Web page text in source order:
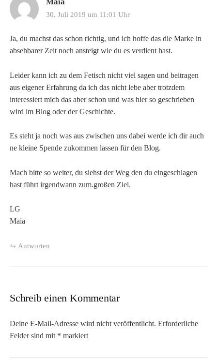
30. Juli 2019 um 11:01 Uhr
Ja, du machst das schon richtig, und ich hoffe das die Marke in
absehbarer Zeit noch ansteigt wie du es verdient hast.
Leider kann ich zu dem Fetisch nicht viel sagen und beitragen
aus eigener Erfahrung da ich das nicht lebe aber trotzdem
interessiert mich das aber schon und was hier so geschrieben
wird im Blog oder der Geschichte.
Es steht ja noch was aus zwischen uns dabei werde ich dir auch
ne kleine Spende zukommen lassen für den Blog.
Mach bitte so weiter, du siehst der Weg den du eingeschlagen
hast führt irgendwann zum.großen Ziel.
LG
Maia
Antworten
Schreib einen Kommentar
Deine E-Mail-Adresse wird nicht veröffentlicht. Erforderliche
Felder sind mit * markiert